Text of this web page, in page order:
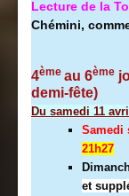
Lecture de la
Chémini,
4ème au 6ème
demi-fête)
Du samedi 11
Samedi
21h27
et